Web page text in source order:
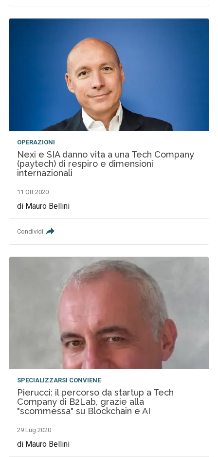
OPERAZIONI
Nexi e SIA danno vita a una Tech Company
(paytech) di respiro e dimensioni
internazionali
11 Ott 2020
di Mauro Bellini
Condividi
SPECIALIZZARSI CONVIENE
Pierucci: il percorso da startup a Tech
Company di B2Lab, grazie alla
"scommessa" su Blockchain e AI
29 Lug 2020
di Mauro Bellini